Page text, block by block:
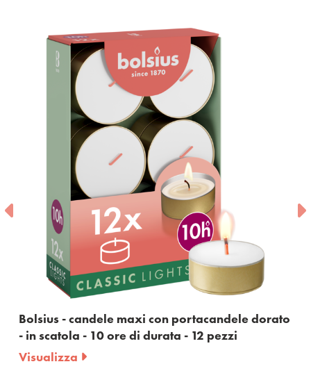
Bolsius - candele maxi con portacandele dorato
- in scatola - 10 ore di durata - 12 pezzi
Visualizza